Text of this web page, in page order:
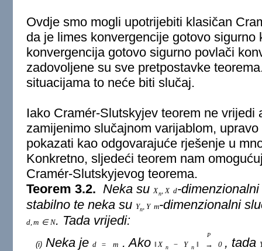
Ovdje smo mogli upotrijebiti klasičan
da je limes konvergencije gotovo
konvergencija gotovo sigurno povlači
zadovoljene su sve pretpostavke
situacijama to neće biti slučaj.
Iako Cramér-Slutskyjev teorem ne vrijedi
zamijenimo slučajnom varijablom,
pokazati kao odgovarajuće rješenje u
Konkretno, sljedeći teorem nam
Cramér-Slutskyjevog teorema.
Teorem 3.2. Neka suXn,X d-
stabilno te neka su Yn, Y m-dimenzionalni
d,m ∈ N. Tada vrijedi:
(i) Neka jed = m . Ako ‖ X n − Y n ‖
P
→ 0 , tada